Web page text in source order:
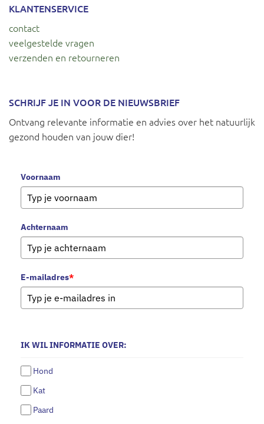
KLANTENSERVICE
contact
veelgestelde vragen
verzenden en retourneren
SCHRIJF JE IN VOOR DE NIEUWSBRIEF
Ontvang relevante informatie en advies over het natuurlijk
gezond houden van jouw dier!
Voornaam
Achternaam
E-mailadres*
IK WIL INFORMATIE OVER:
Hond
Kat
Paard